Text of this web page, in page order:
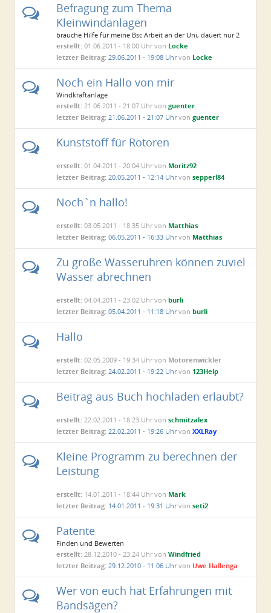
Befragung zum Thema
Kleinwindanlagen
brauche Hilfe für meine Bsc Arbeit an der Uni, dauert nur 2
Minuten
erstellt: 01.06.2011 - 18:00 Uhr von Locke
letzter Beitrag: 29.06.2011 - 19:08 Uhrvon Locke
Noch ein Hallo von mir
Windkraftanlage
erstellt: 21.06.2011 - 21:07 Uhr vonguenter
letzter Beitrag: 21.06.2011 - 21:07 Uhrvonguenter
Kunststoff für Rotoren
erstellt: 01.04.2011 - 20:04 Uhr von Moritz92
letzter Beitrag: 20.05.2011 - 12:14 Uhrvonsepperl84
Noch`n hallo!
erstellt: 03.05.2011 - 18:35 Uhr von Matthias
letzter Beitrag: 06.05.2011 - 16:33 Uhrvon Matthias
Zu große Wasseruhren können zuviel
Wasser abrechnen
erstellt: 04.04.2011 - 23:02 Uhr vonburli
letzter Beitrag: 05.04.2011 - 11:18 Uhrvonburli
Hallo
erstellt: 02.05.2009 - 19:34 Uhr von Motorenwickler
letzter Beitrag: 24.02.2011 - 19:22 Uhrvon 123Help
Beitrag aus Buch hochladen erlaubt?
erstellt: 22.02.2011 - 18:23 Uhr vonschmitzalex
letzter Beitrag: 22.02.2011 - 19:26 UhrvonXXLRay
Kleine Programm zu berechnen der
Leistung
erstellt: 14.01.2011 - 18:44 Uhr von Mark
letzter Beitrag: 14.01.2011 - 19:31 Uhrvonseti2
Patente
Finden und Bewerten
erstellt: 28.12.2010 - 23:24 Uhr vonWindfried
letzter Beitrag: 29.12.2010 - 11:06 Uhrvon Uwe Hallenga
Wer von euch hat Erfahrungen mit
Bandsägen?